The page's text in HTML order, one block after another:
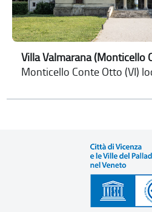
Villa Valmarana (Monticello
Monticello Conte Otto (VI)